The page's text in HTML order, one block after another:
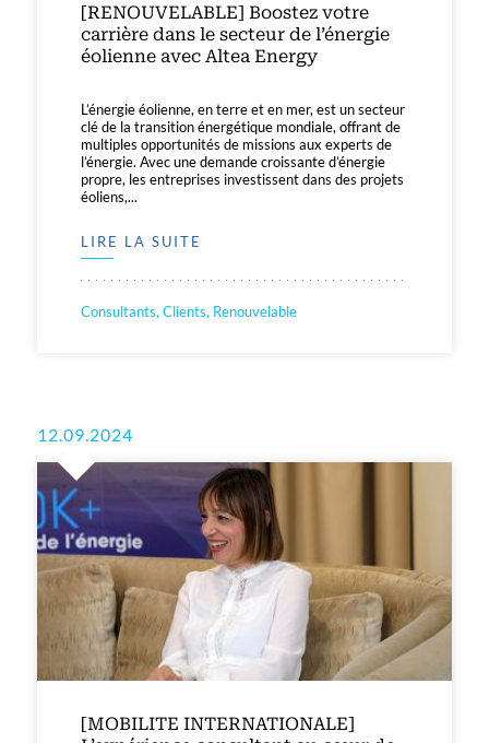
[RENOUVELABLE] Boostez votre
carrière dans le secteur de l’énergie
éolienne avec Altea Energy
L’énergie éolienne, en terre et en mer, est un secteur
clé de la transition énergétique mondiale, offrant de
multiples opportunités de missions aux experts de
l’énergie. Avec une demande croissante d’énergie
propre, les entreprises investissent dans des projets
éoliens,...
LIRE LA SUITE
Consultants, Clients, Renouvelable
12.09.2024
[MOBILITE INTERNATIONALE]